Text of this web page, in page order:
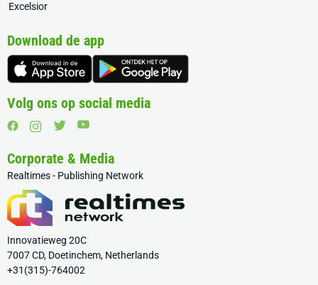
Excelsior
Download de app
Volg ons op social media
Corporate & Media
Realtimes - Publishing Network
Innovatieweg 20C
7007 CD, Doetinchem, Netherlands
+31(315)-764002